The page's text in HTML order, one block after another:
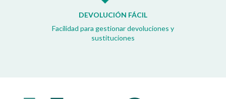
DEVOLUCIÓN FÁCIL
Facilidad para gestionar devoluciones y
sustituciones